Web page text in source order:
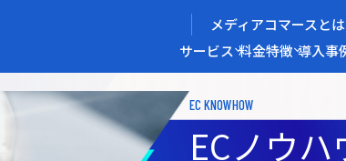
メディアコマースとは
サービス 料金特徴 導入事
メディアコマースを実現する
EC KNOWHOW
ECノウハ